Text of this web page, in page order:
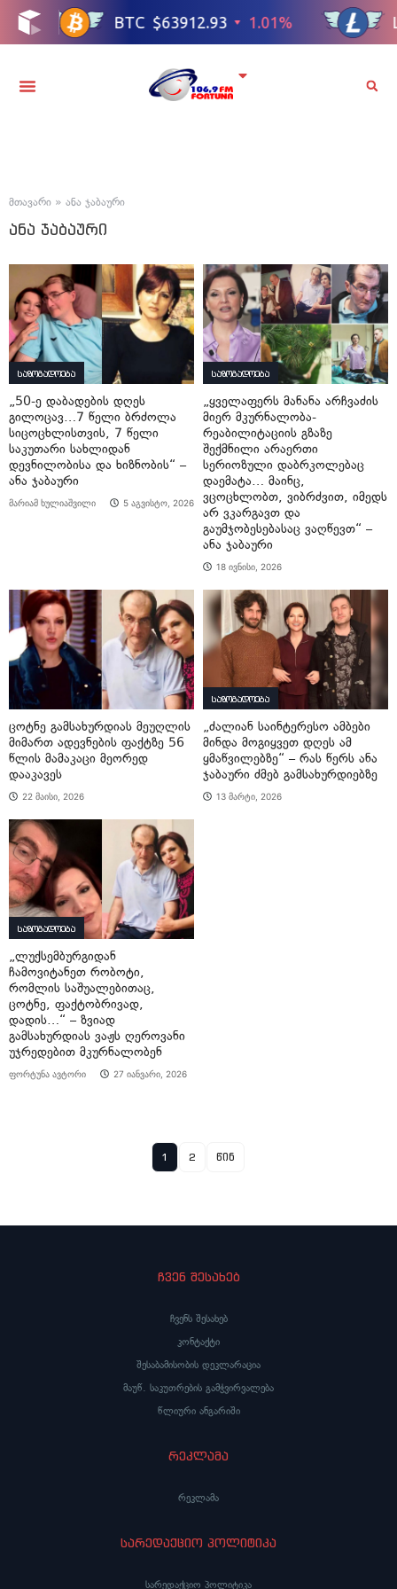
მთავარი » ანა ჯაბაური
ანა ჯაბაური
საზოგადოება
„50-ე დაბადების დღეს
გილოცავ…7 წელი ბრძოლა
სიცოცხლისთვის, 7 წელი
საკუთარი სახლიდან
დევნილობისა და ხიზნობის“ –
ანა ჯაბაური
მარიამ ხულიაშვილი 5 აგვისტო, 2026
საზოგადოება
„ყველაფერს მანანა არჩვაძის
მიერ მკურნალობა-
რეაბილიტაციის გზაზე
შექმნილი არაერთი
სერიოზული დაბრკოლებაც
დაემატა… მაინც,
ვცოცხლობთ, ვიბრძვით, იმედს
არ ვკარგავთ და
გაუმჯობესებასაც ვაღწევთ“ –
ანა ჯაბაური
18 ივნისი, 2026
ცოტნე გამსახურდიას მეუღლის
მიმართ ადევნების ფაქტზე 56
წლის მამაკაცი მეორედ
დააკავეს
22 მაისი, 2026
საზოგადოება
„ძალიან საინტერესო ამბები
მინდა მოგიყვეთ დღეს ამ
ყმაწვილებზე“ – რას წერს ანა
ჯაბაური ძმებ გამსახურდიებზე
13 მარტი, 2026
საზოგადოება
„ლუქსემბურგიდან
ჩამოვიტანეთ რობოტი,
რომლის საშუალებითაც,
ცოტნე, ფაქტობრივად,
დადის…“ – ზვიად
გამსახურდიას ვაჟს ღეროვანი
უჯრედებით მკურნალობენ
ფორტუნა ავტორი 27 იანვარი, 2026
1 2 წინ
ჩვენ შესახებ
ჩვენს შესახებ
კონტაქტი
შესაბამისობის დეკლარაცია
მაუწ. საკუთრების გამჭვირვალება
წლიური ანგარიში
რეკლამა
რეკლამა
სარედაქციო პოლიტიკა
სარედაქციო პოლიტიკა